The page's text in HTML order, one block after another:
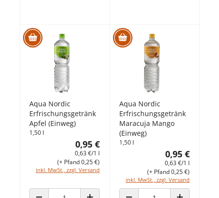
Aqua Nordic
Erfrischungsgetränk
Apfel (Einweg)
1,50 l
0,95 €
0,63 €/1 l
inkl. MwSt., zzgl. Versand
(+ Pfand 0,25 €)
Aqua Nordic
Erfrischungsgetränk
Maracuja Mango
(Einweg)
1,50 l
0,95 €
0,63 €/1 l
inkl. MwSt., zzgl. Versand
(+ Pfand 0,25 €)